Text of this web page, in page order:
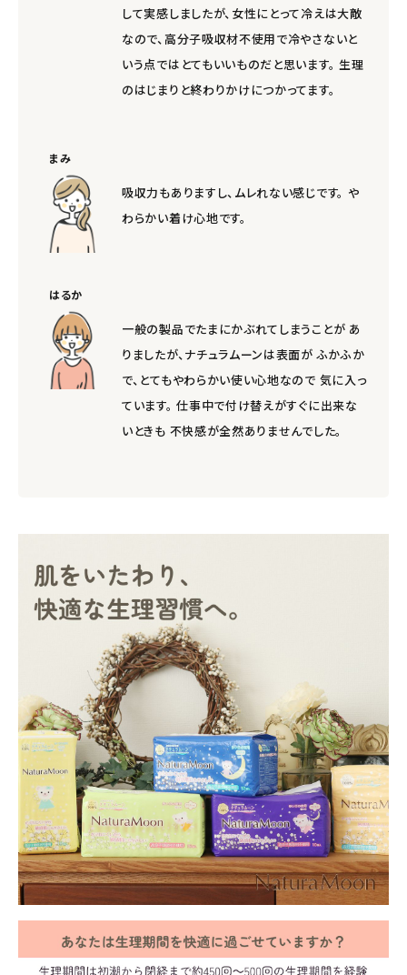
して実感しましたが、女性にとって冷えは大敵
なので、高分子吸収材不使用で冷やさないと
いう点ではとてもいいものだと思います。 生理
のはじまりと終わりかけにつかってます。
まみ
吸収力もありますし、ムレれない感じです。 や
わらかい着け心地です。
はるか
一般の製品でたまにかぶれてしまうことが あ
りましたが、ナチュラムーンは表面が ふかふか
で、とてもやわらかい使い心地なので 気に入っ
ています。 仕事中で付け替えがすぐに出来な
いときも 不快感が全然ありませんでした。